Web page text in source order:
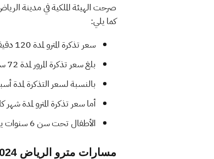
صرحت الهيئة الملكية في مدينة
كما يلي:
سعر تذكرة المترو لمدة 120 دقيقة: 4 ريالات سعودية.
بلغ سعر تذكرة المرور لمدة 72 ساعة: 20 ريال سعودي.
بالنسبة لسعر التذكرة لمدة أسبوع بلغ: 40
أما سعر تذكرة المترو لمدة شهر كامل بلغ:
الأطفال تحت سن 6 سنوات يستقلون المترو بشكل مجاني دون تذاكر.
مسارات مترو الرياض 2024 – 2025